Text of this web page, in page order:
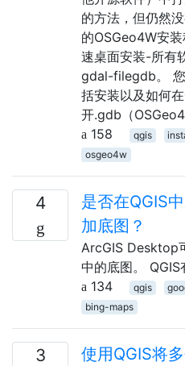
的方法，但仍然
的OSGeo4W安
速桌面安装-所有
gdal-filegdb。
括安装以及如何
开.gdb（
158
qgis
osgeo4w
4
是否在QGIS
加底图？
ArcGIS Desktop
中的底图。 QGIS
134
qgis
bing-maps
3
使用QGIS将